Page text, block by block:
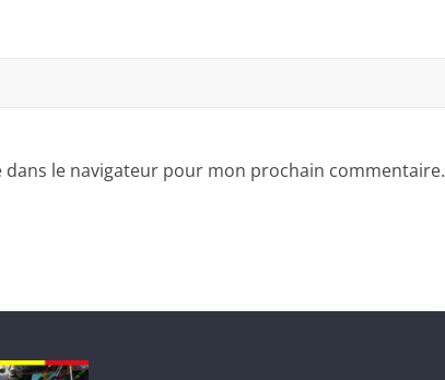
le navigateur pour mon prochain commentaire.